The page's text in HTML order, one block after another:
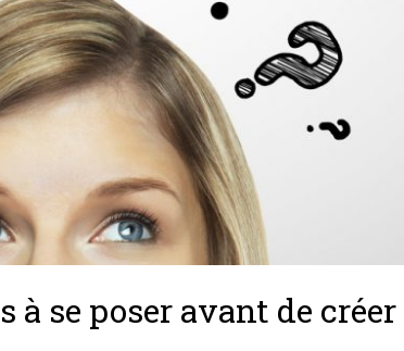
à se poser avant de créer